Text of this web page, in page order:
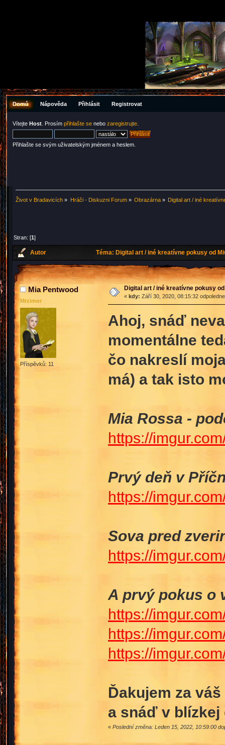
Domů Nápověda Přihlásit Registrovat
Vítejte Host . Prosím přihlašte se nebo zaregistrujte
Přihlašte se svým uživatelským jménem a heslem.
Život v Bradavicích » Hráči - Diskuzni Forum» Obrazárna» Digital art / iné
Stran: [1]
Autor Téma: Digital art / iné kreatívne pokusy od
Mia Pentwood
Mrzimor
Příspěvků: 11
Digital art / iné kreatívne pokusy
« kdy: Září 30, 2020, 08:15:32
Ahoj, snáď
momentálne
čo nakreslí
má) a tak isto
Mia Rossa -
https://
Prvý deň v
https://
Sova pred
https://
A prvý pokus o
https://
https://
https://
Ďakujem za
a snáď v
« Poslední změna: Leden 15, 2022, 10:59:00